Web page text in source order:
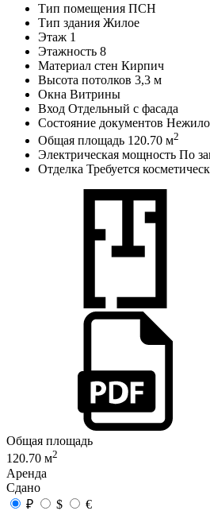
Тип помещения ПСН
Тип здания Жилое
Этаж 1
Этажность 8
Материал стен Кирпич
Высота потолков 3,3 м
Окна Витрины
Вход Отдельный с фасада
Состояние документов
Общая площадь 120.70 м2
Электрическая мощность По
Отделка Требуется
Общая площадь
120.70 м2
Аренда
Сдано
₽
$ €